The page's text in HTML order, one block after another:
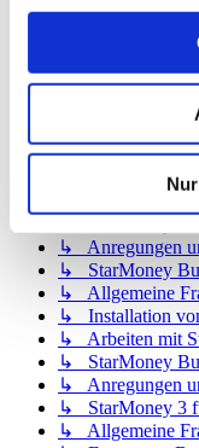
↳ Allgemeine
↳ Installation
↳ StarMoney 12
↳ Anregungen
↳ Allgemeine
↳ Installation
↳ Bedienung
↳ Anregungen
↳ StarMoney
↳ Allgemeine
↳ Installation
↳ Arbeiten mit
↳ StarMoney
↳ Anregungen
↳ StarMoney 3
↳ Allgemeine